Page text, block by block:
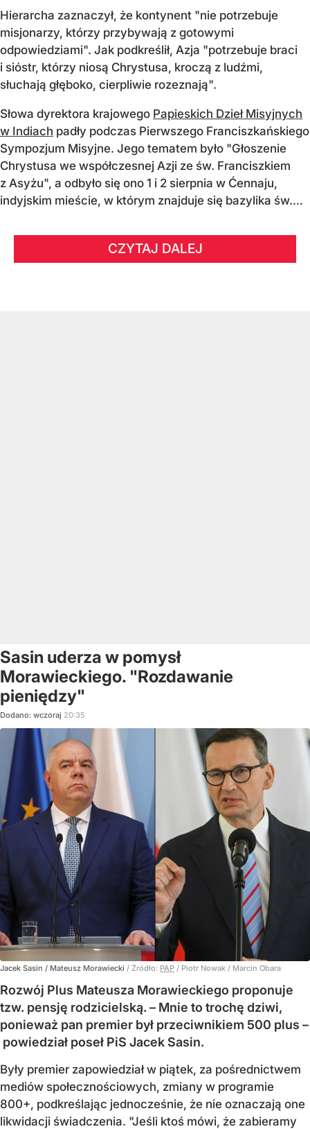
Hierarcha zaznaczył, że kontynent "nie potrzebuje
misjonarzy, którzy przybywają z gotowymi
odpowiedziami". Jak podkreślił, Azja "potrzebuje braci
i sióstr, którzy niosą Chrystusa, kroczą z ludźmi,
słuchają głęboko, cierpliwie rozeznają".
Słowa dyrektora krajowego Papieskich Dzieł Misyjnych
w Indiach padły podczas Pierwszego Franciszkańskiego
Sympozjum Misyjne. Jego tematem było "Głoszenie
Chrystusa we współczesnej Azji ze św. Franciszkiem
z Asyżu", a odbyło się ono 1 i 2 sierpnia w Ćennaju,
indyjskim mieście, w którym znajduje się bazylika św....
CZYTAJ DALEJ
Sasin uderza w pomysł
Morawieckiego. "Rozdawanie
pieniędzy"
Dodano: wczoraj 20:35
Jacek Sasin / Mateusz Morawiecki / Źródło: PAP / Piotr Nowak / Marcin Obara
Rozwój Plus Mateusza Morawieckiego proponuje
tzw. pensję rodzicielską. – Mnie to trochę dziwi,
ponieważ pan premier był przeciwnikiem 500 plus –
powiedział poseł PiS Jacek Sasin.
Były premier zapowiedział w piątek, za pośrednictwem
mediów społecznościowych, zmiany w programie
800+, podkreślając jednocześnie, że nie oznaczają one
likwidacji świadczenia. "Jeśli ktoś mówi, że zabieramy